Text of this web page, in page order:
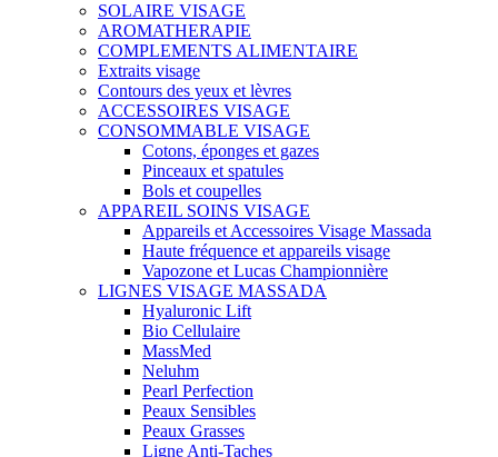
SOLAIRE VISAGE
AROMATHERAPIE
COMPLEMENTS ALIMENTAIRE
Extraits visage
Contours des yeux et lèvres
ACCESSOIRES VISAGE
CONSOMMABLE VISAGE
Cotons, éponges et gazes
Pinceaux et spatules
Bols et coupelles
APPAREIL SOINS VISAGE
Appareils et Accessoires Visage Massada
Haute fréquence et appareils visage
Vapozone et Lucas Championnière
LIGNES VISAGE MASSADA
Hyaluronic Lift
Bio Cellulaire
MassMed
Neluhm
Pearl Perfection
Peaux Sensibles
Peaux Grasses
Ligne Anti-Taches